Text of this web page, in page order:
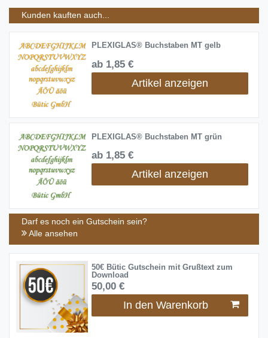
Kunden kauften auch...
PLEXIGLAS® Buchstaben MT gelb
ab 1,85 €
Artikel anzeigen
PLEXIGLAS® Buchstaben MT grün
ab 1,85 €
Artikel anzeigen
Darf es noch ein Gutschein sein?
Alle ansehen
50€ Bütic Gutschein mit Grußtext zum
Download
50,00 €
In den Warenkorb